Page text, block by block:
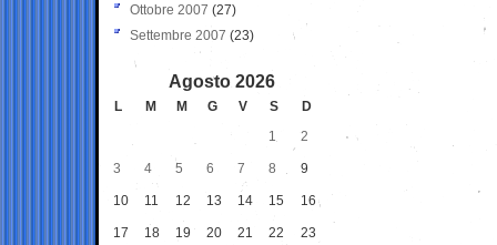
Ottobre 2007 (27)
Settembre 2007 (23)
Agosto 2026
L M M G V S
D
1
2
3 4 5 6 7 8 9
10 11 12 13 14 15 16
17 18 19 20 21 22 23